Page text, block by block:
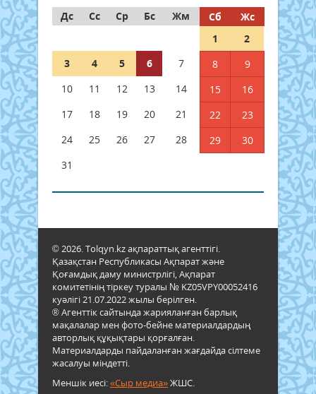
Дс
Сс Ср Бс Жм Сб
Жс
1
2
3
4 5 6 7 8
9
10
11 12 13 14 15
16
17
18 19 20 21 22
23
24
25 26 27 28 29
30
31
© 2026. Tolqyn.kz ақпараттық агенттігі.
Қазақстан Республикасы Ақпарат және
Қоғамдық даму министрлігі, Ақпарат
комитетінің тіркеу туралы № KZ05VPY00052416
куәлігі 21.07.2022 жылы берілген.
® Агенттік сайтында жарияланған барлық
мақалалар мен фото-бейне материалдардың
авторлық құқықтары қорғалған.
Материалдарды пайдаланған жағдайда сілтеме
жасалуы міндетті.
Меншік иесі:«Сыр медиа»ЖШС.